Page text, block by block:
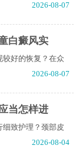
2026-08-07
白癜风实
较好的恢复？在众
2026-08-07
当怎样进
细致护理？颈部皮
2026-08-04